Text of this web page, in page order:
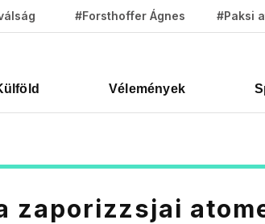
#Forsthoffer Ágnes #Paksi
Vélemények
zaporizzsjai